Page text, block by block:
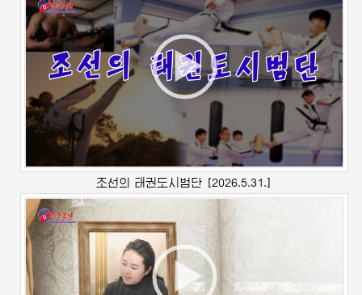
조선의 태권도시범단 [2026.5.31.]